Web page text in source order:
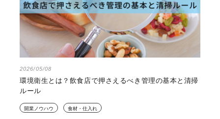
2026/05/08
環境衛生とは？飲食店で押さえるべき管理の基本と清掃
ルール
開業ノウハウ 食材・仕入れ